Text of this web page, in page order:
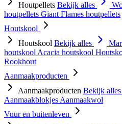
Houtpellets Bekijk alles
houtpellets Giant Flames houtpellets
Houtskool
Houtskool Bekijk alles
houtskool Acacia houtskool
Rookhout
Aanmaakproducten
Aanmaakproducten Bekijk alles
Aanmaakblokjes Aanmaakwol
Vuur en buitenleven